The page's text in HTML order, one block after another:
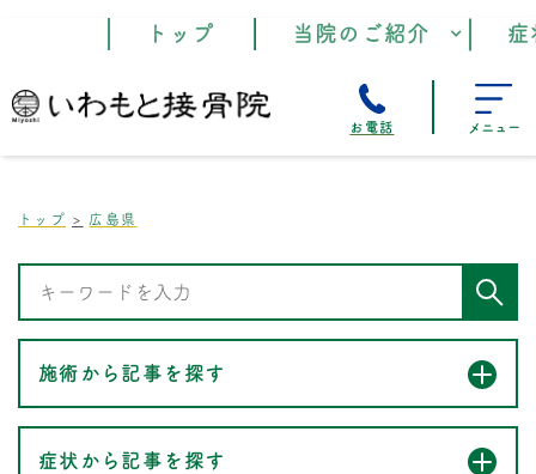
トップ 当院のご紹介
お電話 メニュー
トップ 広島県
施術から記事を探す
症状から記事を探す